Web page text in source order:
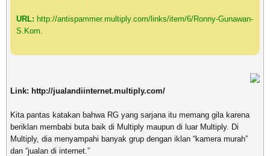
URL: http://antispammer.multiply.com/links/item/6/Ronny-Gunawan-
S.Kom.
Link: http://jualandiinternet.multiply.com/
Kita pantas katakan bahwa RG yang sarjana itu memang gila karena
beriklan membabi buta baik di Multiply maupun di luar Multiply. Di
Multiply, dia menyampahi banyak grup dengan iklan “kamera murah”
dan “jualan di internet.”